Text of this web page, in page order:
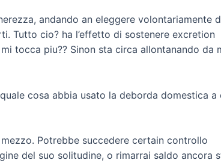
andando an eleggere volontariamente
Tutto cio? ha l’effetto di sostenere excretion
tocca piu?? Sinon sta circa allontanando da
cosa abbia usato la deborda domestica a
Potrebbe succedere certain controllo
del suo solitudine, o rimarrai saldo ancora